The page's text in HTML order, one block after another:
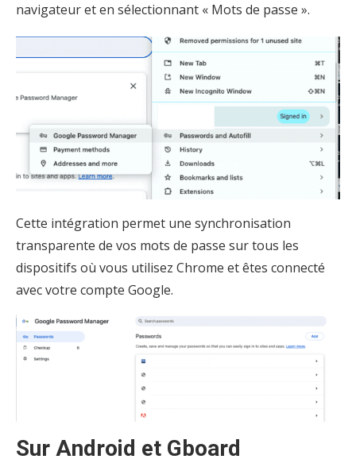
navigateur et en sélectionnant « Mots de passe ».
Cette intégration permet une synchronisation
transparente de vos mots de passe sur tous les
dispositifs où vous utilisez Chrome et êtes connecté
avec votre compte Google.
Sur Android et Gboard